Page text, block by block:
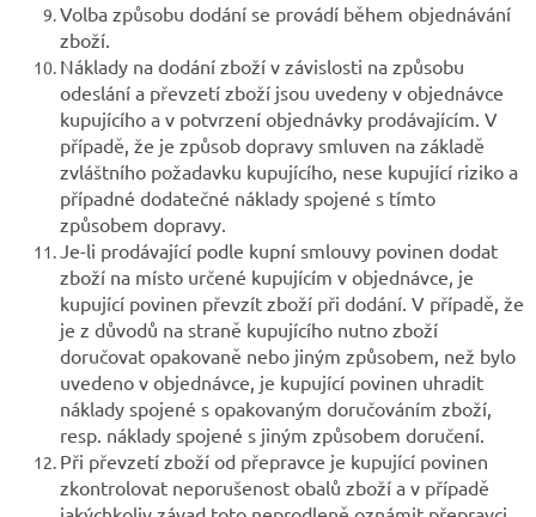
Volba způsobu dodání se provádí během objednávání
zboží.
Náklady na dodání zboží v závislosti na způsobu
odeslání a převzetí zboží jsou uvedeny v objednávce
kupujícího a v potvrzení objednávky prodávajícím. V
případě, že je způsob dopravy smluven na základě
zvláštního požadavku kupujícího, nese kupující riziko a
případné dodatečné náklady spojené s tímto
způsobem dopravy.
Je-li prodávající podle kupní smlouvy povinen dodat
zboží na místo určené kupujícím v objednávce, je
kupující povinen převzít zboží při dodání. V případě, že
je z důvodů na straně kupujícího nutno zboží
doručovat opakovaně nebo jiným způsobem, než bylo
uvedeno v objednávce, je kupující povinen uhradit
náklady spojené s opakovaným doručováním zboží,
resp. náklady spojené s jiným způsobem doručení.
Při převzetí zboží od přepravce je kupující povinen
zkontrolovat neporušenost obalů zboží a v případě